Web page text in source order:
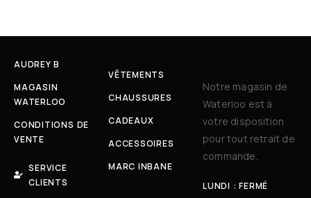
AUDREY B
MAGASIN
WATERLOO
CONDITIONS DE
VENTE
SERVICE
CLIENTS
VÊTEMENTS
CHAUSSURES
CADEAUX
ACCESSOIRES
MARC INBANE
Notre magasin de
Waterloo est à
votre disposition
pour tout retrait de
commande.
LUNDI : FERMÉ